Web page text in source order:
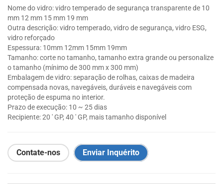
Nome do vidro: vidro temperado de segurança transparente de 10
mm 12 mm 15 mm 19 mm
Outra descrição: vidro temperado, vidro de segurança, vidro ESG,
vidro reforçado
Espessura: 10mm 12mm 15mm 19mm
Tamanho: corte no tamanho, tamanho extra grande ou personalize
o tamanho (mínimo de 300 mm x 300 mm)
Embalagem de vidro: separação de rolhas, caixas de madeira
compensada novas, navegáveis, duráveis e navegáveis com
proteção de espuma no interior.
Prazo de execução: 10 ~ 25 dias
Recipiente: 20 ' GP, 40 ' GP, mais tamanho disponível
Contate-nos Enviar Inquérito